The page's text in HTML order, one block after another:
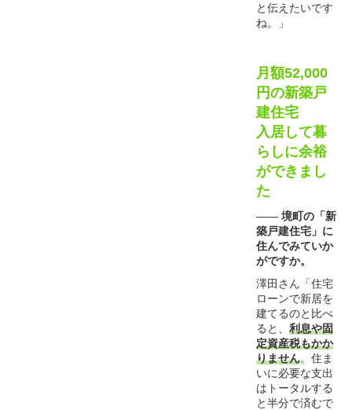
と伝えたいです
ね。」
月額52,000
円の新築戸
建住宅
入居して暮
らしに余裕
ができまし
た
―― 境町の「新
築戸建住宅」に
住んでみていか
がですか。
澤田さん「住宅
ローンで新居を
建てるのと比べ
ると、 利息や固
定資産税もかか
りません。住ま
いに必要な支出
はトータルする
と半分で済むで